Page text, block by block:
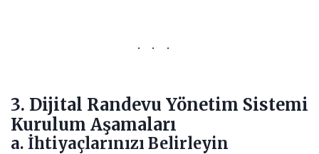
3. Dijital Randevu Yönetim Sistemi
Kurulum Aşamaları
a. İhtiyaçlarınızı Belirleyin